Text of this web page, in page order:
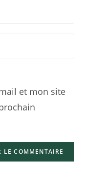
et mon site